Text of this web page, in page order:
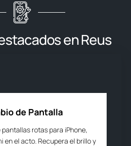
en Reus
de Pantalla
rotas para iPhone,
en el acto. Recupera el brillo y